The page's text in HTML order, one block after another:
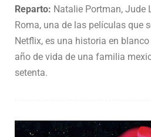
Reparto: Natalie Portman, Jude
Roma, una de las películas que
Netflix, es una historia en
año de vida de una familia
setenta.